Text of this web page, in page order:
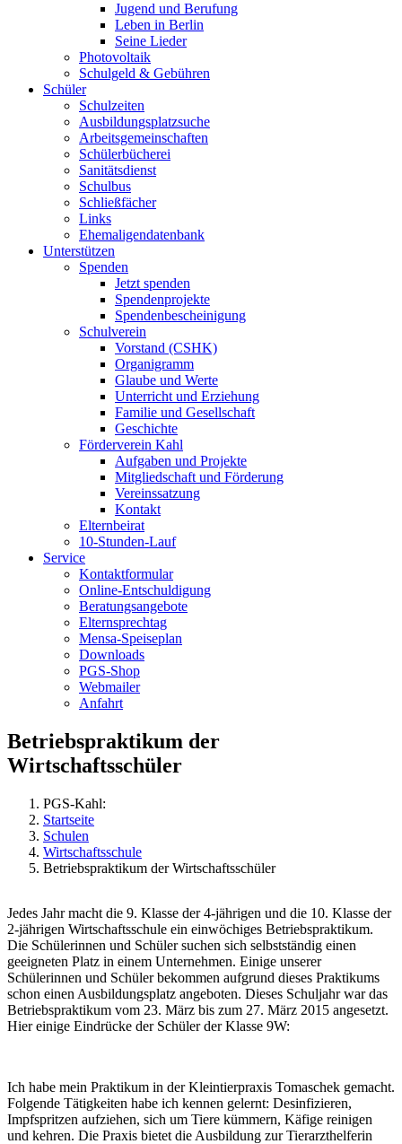
Jugend und Berufung
Leben in Berlin
Seine Lieder
Photovoltaik
Schulgeld & Gebühren
Schüler
Schulzeiten
Ausbildungsplatzsuche
Arbeitsgemeinschaften
Schülerbücherei
Sanitätsdienst
Schulbus
Schließfächer
Links
Ehemaligendatenbank
Unterstützen
Spenden
Jetzt spenden
Spendenprojekte
Spendenbescheinigung
Schulverein
Vorstand (CSHK)
Organigramm
Glaube und Werte
Unterricht und Erziehung
Familie und Gesellschaft
Geschichte
Förderverein Kahl
Aufgaben und Projekte
Mitgliedschaft und Förderung
Vereinssatzung
Kontakt
Elternbeirat
10-Stunden-Lauf
Service
Kontaktformular
Online-Entschuldigung
Beratungsangebote
Elternsprechtag
Mensa-Speiseplan
Downloads
PGS-Shop
Webmailer
Anfahrt
Betriebspraktikum der
Wirtschaftsschüler
PGS-Kahl:
Startseite
Schulen
Wirtschaftsschule
Betriebspraktikum der Wirtschaftsschüler
Jedes Jahr macht die 9. Klasse der 4-jährigen und die 10. Klasse der
2-jährigen Wirtschaftsschule ein einwöchiges Betriebspraktikum.
Die Schülerinnen und Schüler suchen sich selbstständig einen
geeigneten Platz in einem Unternehmen. Einige unserer
Schülerinnen und Schüler bekommen aufgrund dieses Praktikums
schon einen Ausbildungsplatz angeboten. Dieses Schuljahr war das
Betriebspraktikum vom 23. März bis zum 27. März 2015 angesetzt.
Hier einige Eindrücke der Schüler der Klasse 9W:
Ich habe mein Praktikum in der Kleintierpraxis Tomaschek gemacht.
Folgende Tätigkeiten habe ich kennen gelernt: Desinfizieren,
Impfspritzen aufziehen, sich um Tiere kümmern, Käfige reinigen
und kehren. Die Praxis bietet die Ausbildung zur Tierarzthelferin